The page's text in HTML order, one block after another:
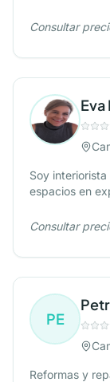
Consultar
Soy
espacios en
las
únicos y
detallista
generando
Consultar
PE
Reformas y